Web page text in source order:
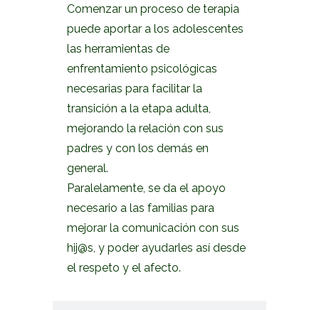
Comenzar un proceso de terapia
puede aportar a los adolescentes
las herramientas de
enfrentamiento psicológicas
necesarias para facilitar la
transición a la etapa adulta,
mejorando la relación con sus
padres y con los demás en
general.
Paralelamente, se da el apoyo
necesario a las familias para
mejorar la comunicación con sus
hij@s, y poder ayudarles así desde
el respeto y el afecto.